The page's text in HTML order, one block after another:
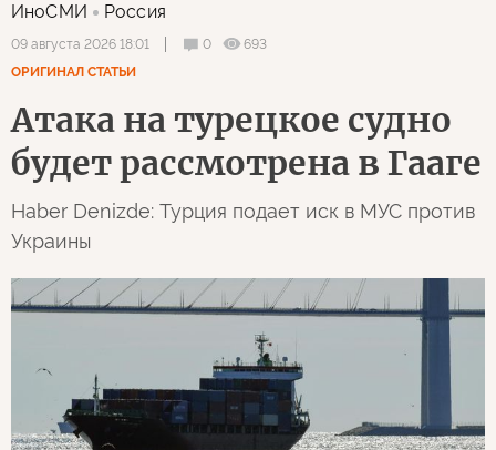
ИноСМИ Россия
09 августа 2026 18:01 0
693
ОРИГИНАЛ СТАТЬИ
Атака на турецкое судно
будет рассмотрена в Гааге
Haber Denizde: Турция подает иск в МУС против
Украины